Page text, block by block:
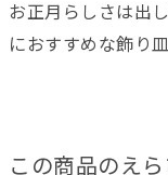
お正月らしさは出
におすすめな飾り皿
この商品のえ